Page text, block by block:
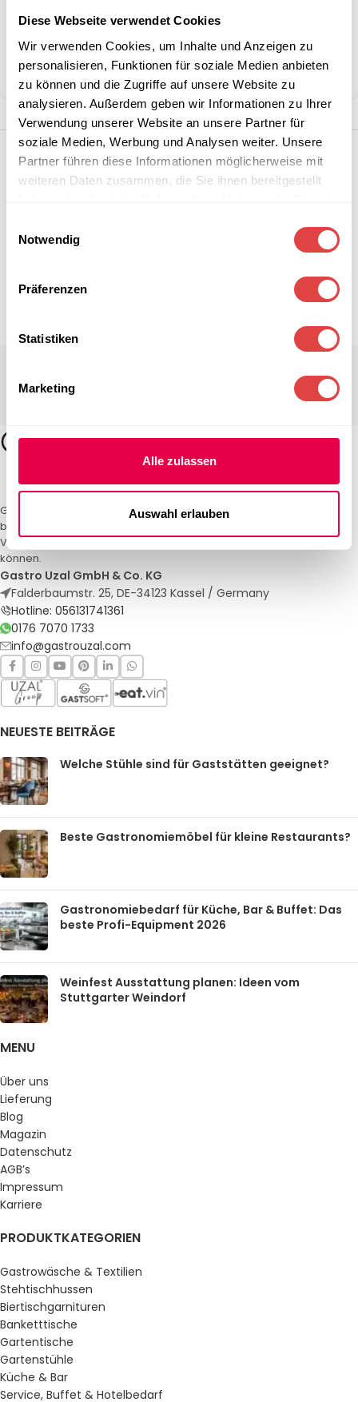
Diese Webseite verwendet Cookies
Wir verwenden Cookies, um Inhalte und Anzeigen zu
personalisieren, Funktionen für soziale Medien anbieten
zu können und die Zugriffe auf unsere Website zu
analysieren. Außerdem geben wir Informationen zu Ihrer
Verwendung unserer Website an unsere Partner für
soziale Medien, Werbung und Analysen weiter. Unsere
Partner führen diese Informationen möglicherweise mit
weiteren Daten zusammen, die Sie ihnen bereitgestellt
Notwendig
Präferenzen
Statistiken
Marketing
Alle zulassen
Auswahl erlauben
Kategorie: Sessel & Stühle
Marke:Gastro Uzal
Teilen:
Gastro Uzal – Ihr Spezialist für Gastronomiemöbel und -textilien. Wir
bieten maßgeschneiderte Lösungen für Restaurants, Hotels und
Veranstaltungen. Qualität und Service, auf die Sie sich verlassen
können.
Gastro Uzal GmbH & Co. KG
Falderbaumstr. 25, DE-34123 Kassel / Germany
Hotline: 056131741361
0176 7070 1733
info@gastrouzal.com
NEUESTE BEITRÄGE
Welche Stühle sind für Gaststätten geeignet?
Beste Gastronomiemöbel für kleine Restaurants?
Gastronomiebedarf für Küche, Bar & Buffet: Das
beste Profi-Equipment 2026
Weinfest Ausstattung planen: Ideen vom
Stuttgarter Weindorf
MENU
Über uns
Lieferung
Blog
Magazin
Datenschutz
AGB’s
Impressum
Karriere
PRODUKTKATEGORIEN
Gastrowäsche & Textilien
Stehtischhussen
Biertischgarnituren
Banketttische
Gartentische
Gartenstühle
Küche & Bar
Service, Buffet & Hotelbedarf